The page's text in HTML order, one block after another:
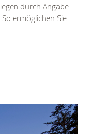
durch Angabe
ermöglichen Sie